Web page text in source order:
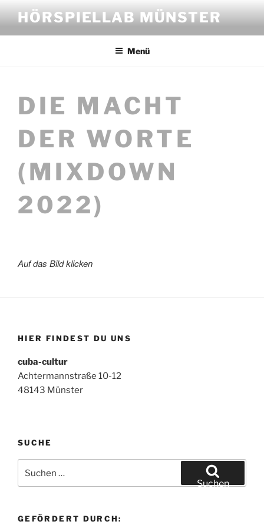
Inhalt
springen
HÖRSPIELLAB MÜNSTER
Menü
DIE MACHT
DER WORTE
(MIXDOWN
2022)
Auf das Bild klicken
HIER FINDEST DU UNS
cuba-cultur
Achtermannstraße 10-12
48143 Münster
SUCHE
nach:
Suchen
GEFÖRDERT DURCH: